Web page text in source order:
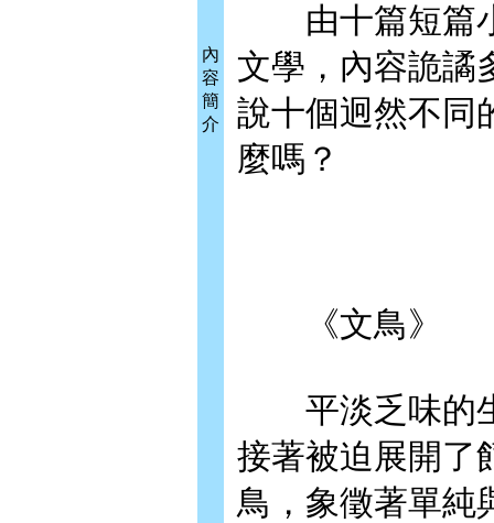
內
容
簡
介
由十篇短篇小
文學，內容詭譎
說十個迥然不同
麼嗎？
《文鳥》
平淡乏味的生
接著被迫展開了
鳥，象徵著單純